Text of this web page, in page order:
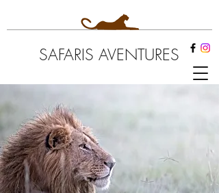
SAFARIS AVENTURES